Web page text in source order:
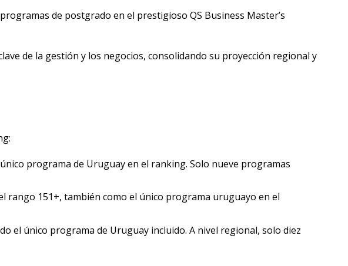
de postgrado en el prestigioso QS Business Master’s
de la gestión y los negocios, consolidando su proyección regional y
programa de Uruguay en el ranking. Solo nueve programas
rango 151+, también como el único programa uruguayo en el
el único programa de Uruguay incluido. A nivel regional, solo diez